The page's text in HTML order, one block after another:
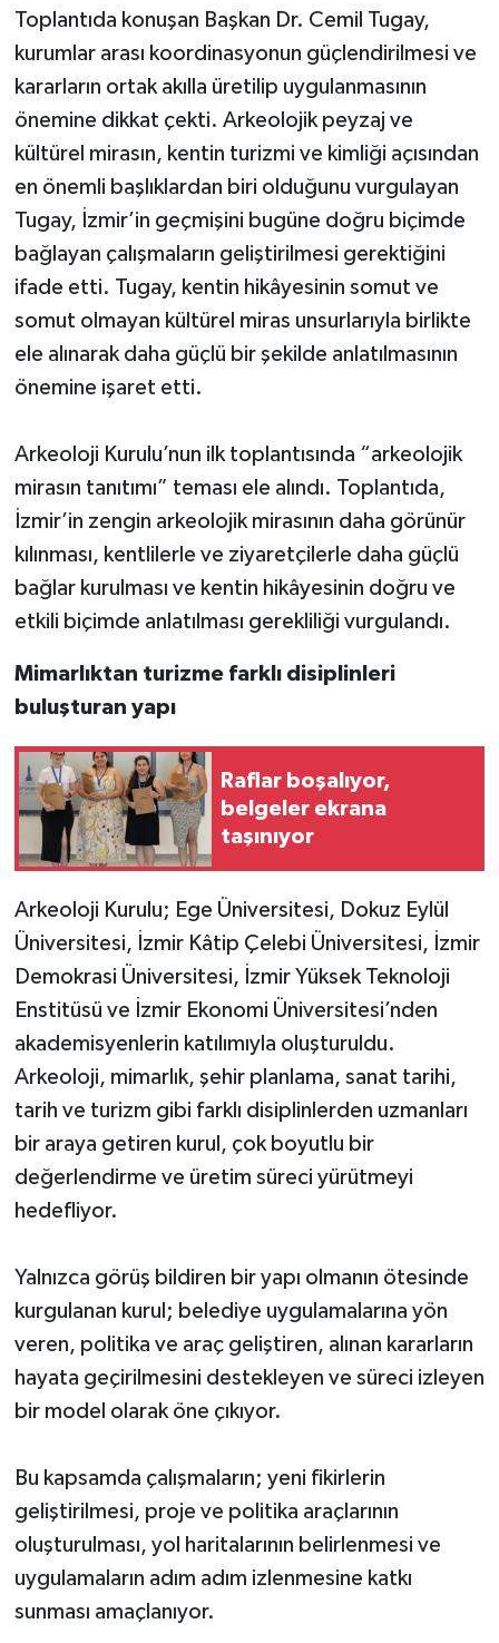
Toplantıda konuşan Başkan Dr. Cemil Tugay,
kurumlar arası koordinasyonun güçlendirilmesi ve
kararların ortak akılla üretilip uygulanmasının
önemine dikkat çekti. Arkeolojik peyzaj ve
kültürel mirasın, kentin turizmi ve kimliği açısından
en önemli başlıklardan biri olduğunu vurgulayan
Tugay, İzmir’in geçmişini bugüne doğru biçimde
bağlayan çalışmaların geliştirilmesi gerektiğini
ifade etti. Tugay, kentin hikâyesinin somut ve
somut olmayan kültürel miras unsurlarıyla birlikte
ele alınarak daha güçlü bir şekilde anlatılmasının
önemine işaret etti.
Arkeoloji Kurulu’nun ilk toplantısında “arkeolojik
mirasın tanıtımı” teması ele alındı. Toplantıda,
İzmir’in zengin arkeolojik mirasının daha görünür
kılınması, kentlilerle ve ziyaretçilerle daha güçlü
bağlar kurulması ve kentin hikâyesinin doğru ve
etkili biçimde anlatılması gerekliliği vurgulandı.
Mimarlıktan turizme farklı disiplinleri
buluşturan yapı
Raflar boşalıyor,
belgeler ekrana
taşınıyor
Arkeoloji Kurulu; Ege Üniversitesi, Dokuz Eylül
Üniversitesi, İzmir Kâtip Çelebi Üniversitesi, İzmir
Demokrasi Üniversitesi, İzmir Yüksek Teknoloji
Enstitüsü ve İzmir Ekonomi Üniversitesi’nden
akademisyenlerin katılımıyla oluşturuldu.
Arkeoloji, mimarlık, şehir planlama, sanat tarihi,
tarih ve turizm gibi farklı disiplinlerden uzmanları
bir araya getiren kurul, çok boyutlu bir
değerlendirme ve üretim süreci yürütmeyi
hedefliyor.
Yalnızca görüş bildiren bir yapı olmanın ötesinde
kurgulanan kurul; belediye uygulamalarına yön
veren, politika ve araç geliştiren, alınan kararların
hayata geçirilmesini destekleyen ve süreci izleyen
bir model olarak öne çıkıyor.
Bu kapsamda çalışmaların; yeni fikirlerin
geliştirilmesi, proje ve politika araçlarının
oluşturulması, yol haritalarının belirlenmesi ve
uygulamaların adım adım izlenmesine katkı
sunması amaçlanıyor.